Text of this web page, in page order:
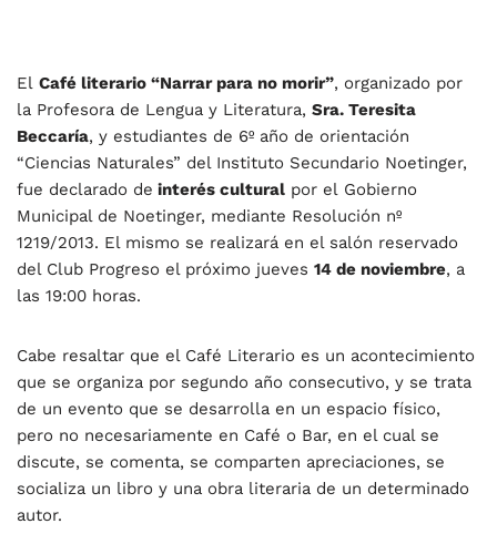
El Café literario “Narrar para no morir”, organizado por
la Profesora de Lengua y Literatura, Sra. Teresita
Beccaría, y estudiantes de 6º año de orientación
“Ciencias Naturales” del Instituto Secundario Noetinger,
fue declarado de interés cultural por el Gobierno
Municipal de Noetinger, mediante Resolución nº
1219/2013. El mismo se realizará en el salón reservado
del Club Progreso el próximo jueves 14 de noviembre, a
las 19:00 horas.
Cabe resaltar que el Café Literario es un acontecimiento
que se organiza por segundo año consecutivo, y se trata
de un evento que se desarrolla en un espacio físico,
pero no necesariamente en Café o Bar, en el cual se
discute, se comenta, se comparten apreciaciones, se
socializa un libro y una obra literaria de un determinado
autor.